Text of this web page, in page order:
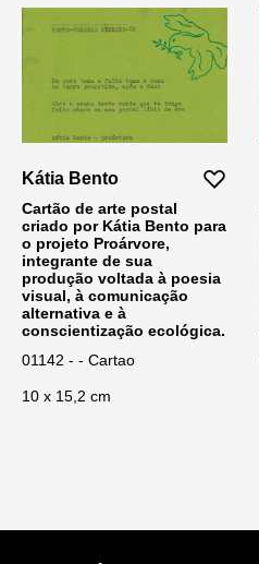
Kátia Bento
Cartão de arte postal
criado por Kátia Bento para
o projeto Proárvore,
integrante de sua
produção voltada à poesia
visual, à comunicação
alternativa e à
conscientização ecológica.
01142 - - Cartao
10 x 15,2 cm